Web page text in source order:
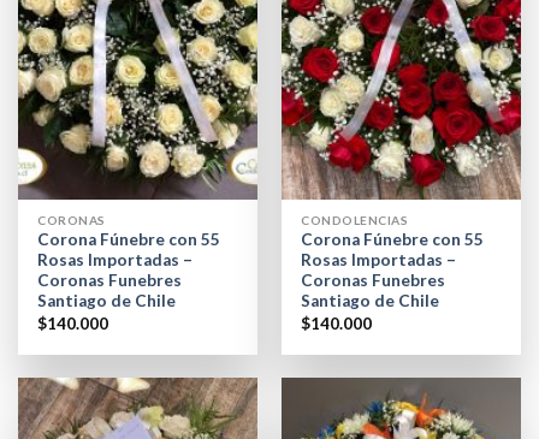
CORONAS
Corona Fúnebre con 55
Rosas Importadas –
Coronas Funebres
Santiago de Chile
$140.000
CONDOLENCIAS
Corona Fúnebre con 55
Rosas Importadas –
Coronas Funebres
Santiago de Chile
$140.000